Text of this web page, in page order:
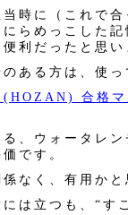
時に（これで合
らめっこした
利だったと思い
ある方は、使っ
(HOZAN) 合格
、ウォータレン
です。
なく、有用かと
は立つも、“す